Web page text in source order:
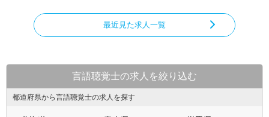
最近見た求人一覧
言語聴覚士の求人を絞り込む
都道府県から言語聴覚士の求人を探す